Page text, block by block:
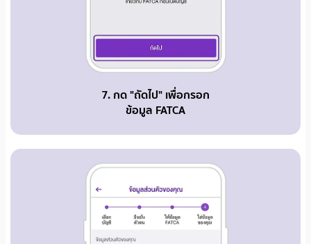
7. กด "ถัดไป" เพื่อกรอก
ข้อมูล FATCA